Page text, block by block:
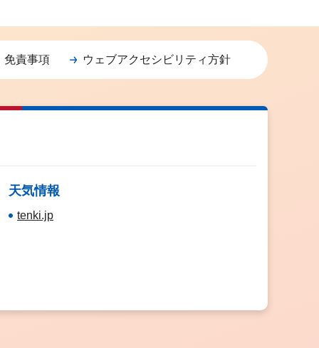
免責事項 ウェブアクセシビリティ方針
天気情報
tenki.jp